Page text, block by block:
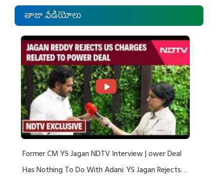
తాజా వీడియోలు
Former CM YS Jagan NDTV Interview | ower Deal
Has Nothing To Do With Adani: YS Jagan Rejects